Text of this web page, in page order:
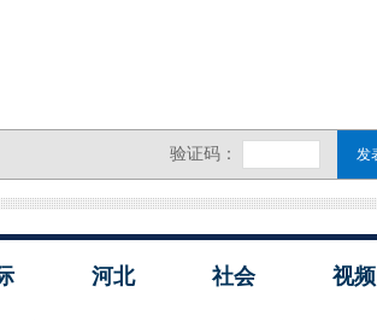
河北 社会 视频